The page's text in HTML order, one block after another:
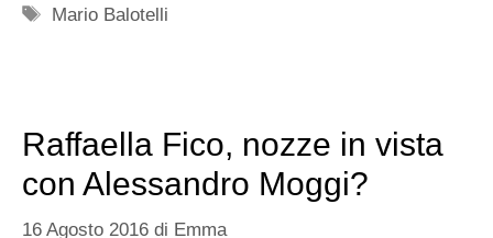
Tag
Mario Balotelli
Raffaella Fico, nozze in vista
con Alessandro Moggi?
16 Agosto 2016 di Emma